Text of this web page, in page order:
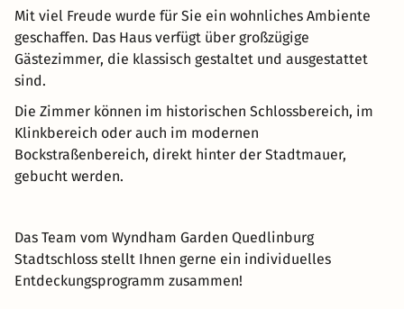
Mit viel Freude wurde für Sie ein wohnliches Ambiente
geschaffen. Das Haus verfügt über großzügige
Gästezimmer, die klassisch gestaltet und ausgestattet
sind.
Die Zimmer können im historischen Schlossbereich, im
Klinkbereich oder auch im modernen
Bockstraßenbereich, direkt hinter der Stadtmauer,
gebucht werden.
Das Team vom Wyndham Garden Quedlinburg
Stadtschloss stellt Ihnen gerne ein individuelles
Entdeckungsprogramm zusammen!